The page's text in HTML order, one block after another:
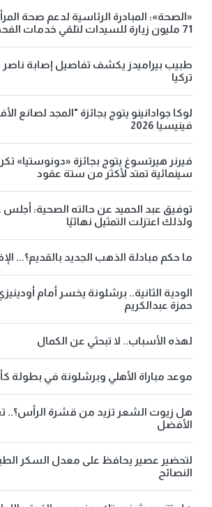
«الصحة»: المبادرة الرئاسية لدعم صحة
71 مليون زيارة للسيدات لتلقي خدمات الفحص والتوعية
طبيب بيراميدز يكشف تفاصيل إصابة
تركيا
لوكا جوادانينو يتوج بجائزة "المجد لصانع
فينيسيا 2026
فيرنر هيرتسوغ يتوج بجائزة «دونوستيا»
سينمائية تمتد لأكثر من ستة عقود
توفيق عبد الحميد عن حالته الصحية:
ولذلك اعتزلت التمثيل نهائيًا
ما حكم مبادلة الذهب الجديد بالقديم؟...
الودية الثانية.. برشلونة يخسر أمام
حمزة عبدالكريم
لهذه الأسباب.. لا تبحثي عن الكمال
موعد مباراة الأهلي وبرشلونة في بطولة
هل زيوت الشعر تزيد من قشرة الرأس؟..
الأفضل
لتحضير عصير يحافظ على معدل السكر
النصائح